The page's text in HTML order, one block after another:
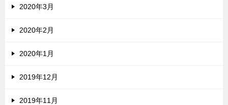
2020年3月
2020年2月
2020年1月
2019年12月
2019年11月